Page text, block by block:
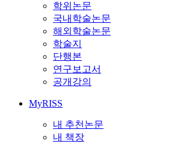
학위논문
국내학술논문
해외학술논문
학술지
단행본
연구보고서
공개강의
MyRISS
내 추천논문
내 책장